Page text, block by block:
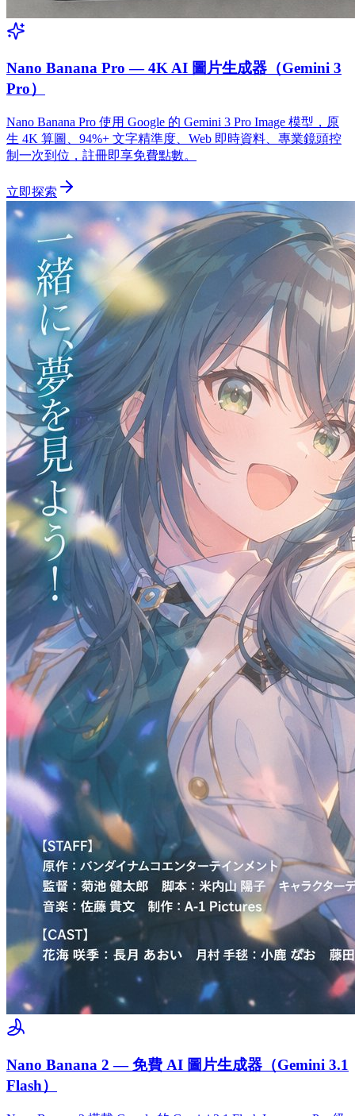
Nano Banana Pro — 4K AI 圖片生成器（Gemini 3
Pro）
Nano Banana Pro 使用 Google 的 Gemini 3 Pro Image 模型，原
生 4K 算圖、94%+ 文字精準度、Web 即時資料、專業鏡頭控
制一次到位，註冊即享免費點數。
立即探索
Nano Banana 2 — 免費 AI 圖片生成器（Gemini 3.1
Flash）